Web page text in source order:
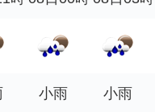
小雨 小雨